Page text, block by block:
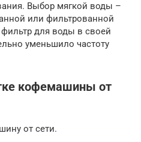
Выбор мягкой воды –
или фильтрованной
для воды в своей
уменьшило частоту
кофемашины от
от сети.